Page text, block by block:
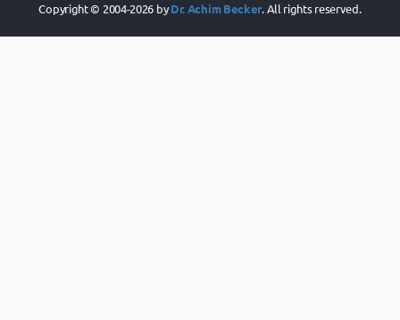
Copyright © 2004-2026 byDr. Achim Becker. All rights reserved.